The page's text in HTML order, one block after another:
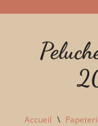
Accueil \